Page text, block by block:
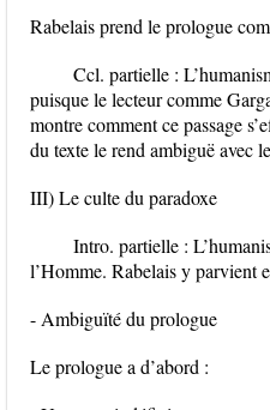
Rabelais prend le prologue
Ccl. partielle :
puisque le lecteur comme
montre comment ce passage
du texte le rend ambiguë avec
III) Le culte du paradoxe
Intro. partielle :
l’Homme. Rabelais y parvient
- Ambiguïté du prologue
Le prologue a d’abord :